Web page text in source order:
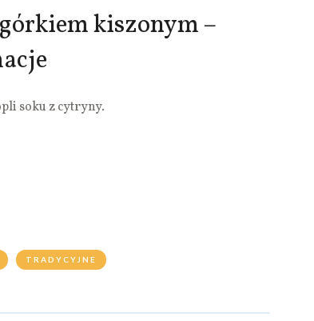
kiszonym –
soku z cytryny.
TRADYCYJNE